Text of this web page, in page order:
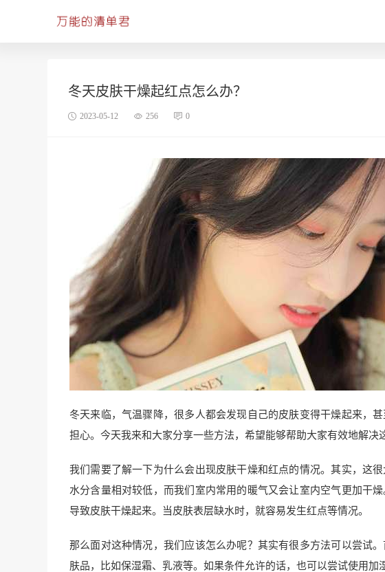
冬天皮肤干燥起红点怎么办？
2023-05-12 256 0
冬天来临，气温骤降，很多人都会发现自己的皮肤变得干燥起来，
担心。今天我来和大家分享一些方法，希望能够帮助大家有效地解决
我们需要了解一下为什么会出现皮肤干燥和红点的情况。其实，这
水分含量相对较低，而我们室内常用的暖气又会让室内空气更加干
导致皮肤干燥起来。当皮肤表层缺水时，就容易发生红点等情况。
那么面对这种情况，我们应该怎么办呢？其实有很多方法可以尝试
肤品，比如保湿霜、乳液等。如果条件允许的话，也可以尝试使用加